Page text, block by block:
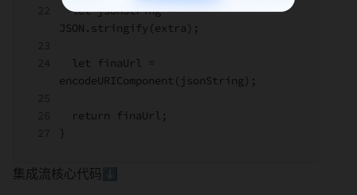
  let jsonString =
JSON.stringify(extra);
  let finaUrl =
encodeURIComponent(jsonString);
  return finaUrl;
}
集成流核心代码⬇️